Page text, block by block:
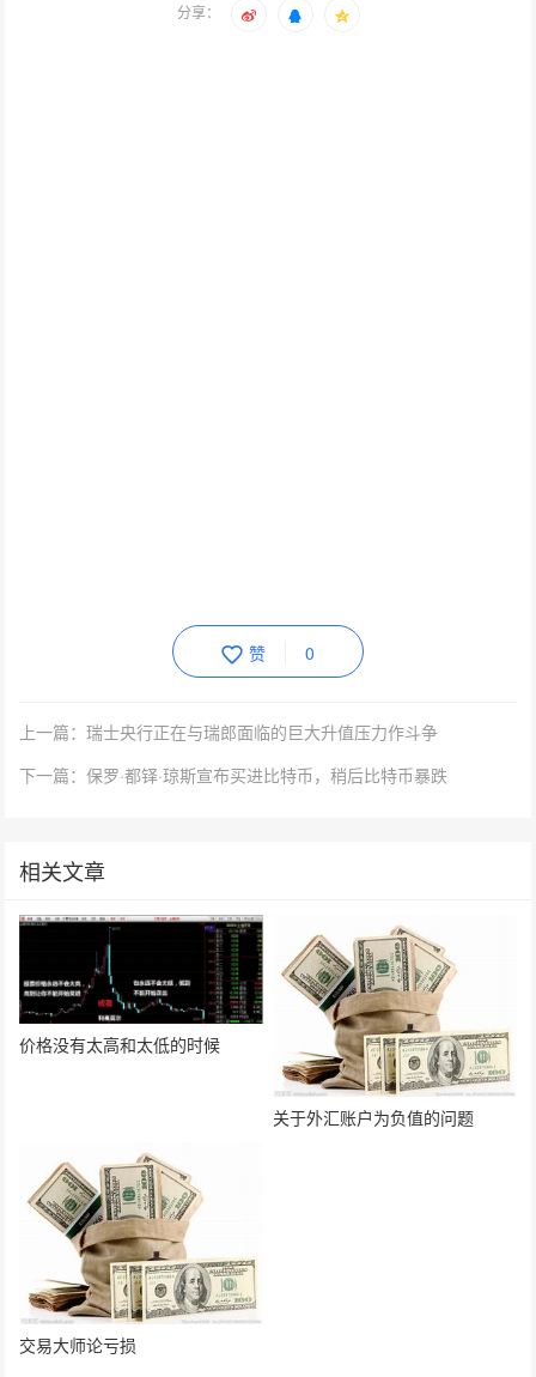
分享：
赞 0
上一篇：瑞士央行正在与瑞郎面临的巨大升值压力作斗争
下一篇：保罗·都铎·琼斯宣布买进比特币，稍后比特币暴跌
相关文章
价格没有太高和太低的时候
关于外汇账户为负值的问题
交易大师论亏损